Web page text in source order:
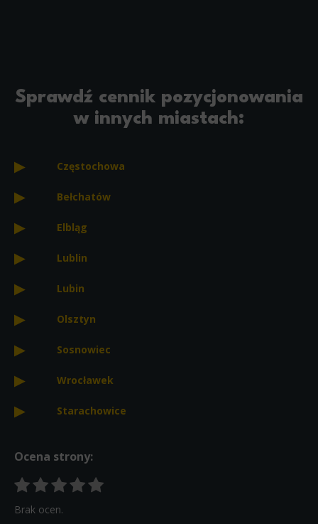
Sprawdź cennik pozycjonowania
w innych miastach:
Częstochowa
Bełchatów
Elbląg
Lublin
Lubin
Olsztyn
Sosnowiec
Wrocławek
Starachowice
Ocena strony:
Brak ocen.